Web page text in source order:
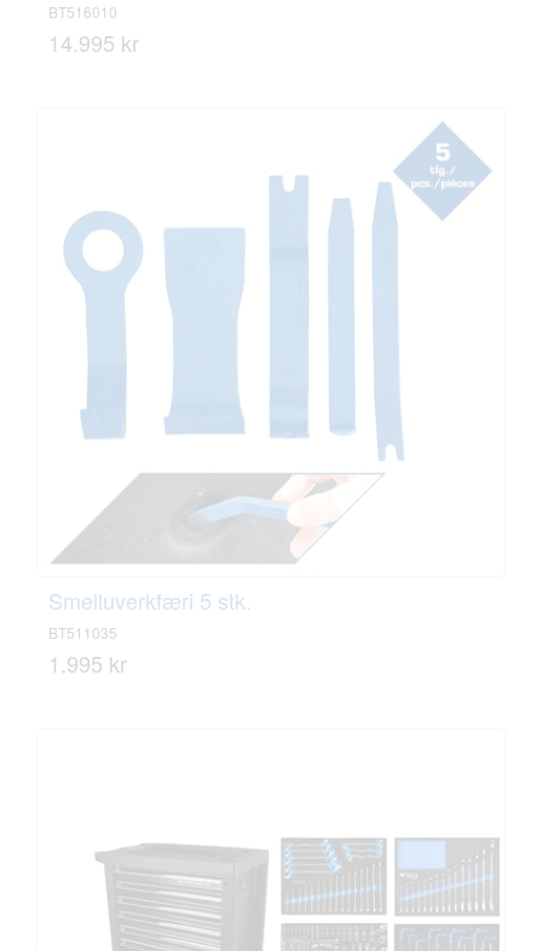
BT516010
14.995 kr
Smelluverkfæri 5 stk.
BT511035
1.995 kr